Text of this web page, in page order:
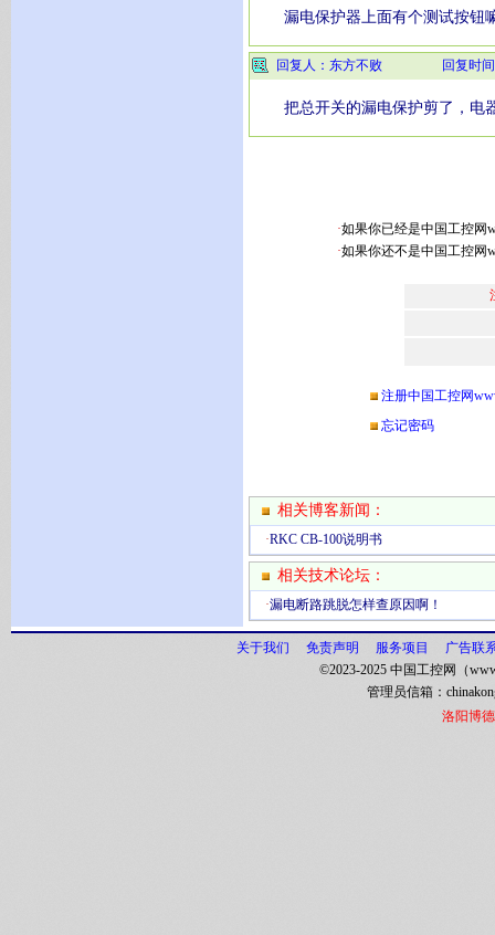
漏电保护器上面有个测试按钮
回复人：东方不败 回复时
把总开关的漏电保护剪了，电
·如果你已经是中国工控网
·如果你还不是中国工控网
注册中国工控网
忘记密码
相关博客新闻：
·RKC CB-100说明书
相关技术论坛：
·漏电断路跳脱怎样查原因啊！
关于我们 免责声明 服务项目
广告联
©2023-2025 中国工控网（
管理员信箱：
洛阳博